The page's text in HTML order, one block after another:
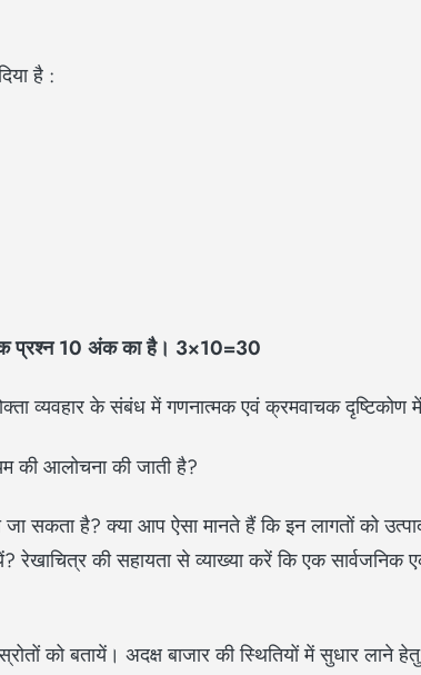
है :
प्रश्न 10 अंक का है। 3×10=30
व्यवहार के संबंध में गणनात्मक एवं क्रमवाचक दृष्टिकोण
की आलोचना की जाती है?
सकता है? क्या आप ऐसा मानते हैं कि इन लागतों को
रेखाचित्र की सहायता से व्याख्या करें कि एक सार्वजनिक
को बतायें। अदक्ष बाजार की स्थितियों में सुधार लाने